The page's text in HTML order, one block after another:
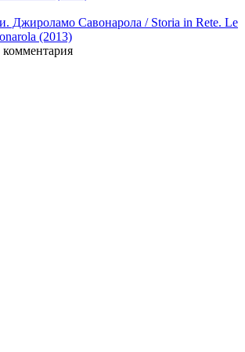
Джироламо Савонарола / Storia in Rete. Le
(2013)
комментария